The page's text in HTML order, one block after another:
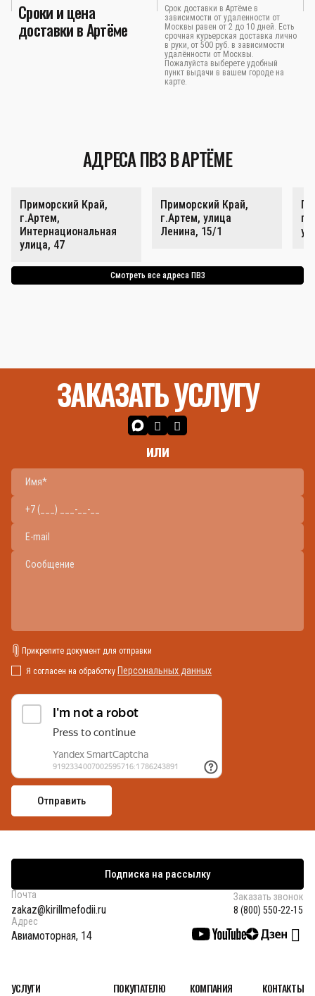
Сроки и цена
доставки в Артёме
Срок доставки в Артёме в
зависимости от удаленности от
Москвы равен от 2 до 10 дней. Есть
срочная курьерская доставка лично
в руки, от 500 руб. в зависимости
удалённости от Москвы.
Пожалуйста выберете удобный
пункт выдачи в вашем городе на
карте.
АДРЕСА ПВЗ В АРТЁМЕ
Приморский Край,
г.Артем,
Интернациональная
улица, 47
Приморский Край,
г.Артем, улица
Ленина, 15/1
Смотреть все адреса ПВЗ
ЗАКАЗАТЬ УСЛУГУ
или
Прикрепите документ для отправки
Я согласен на обработку Персональных данных
Подписка на рассылку
Почта
zakaz@kirillmefodii.ru
Заказать звонок
8 (800) 550-22-15
Адрес
Авиамоторная, 14
УСЛУГИ ПОКУПАТЕЛЮ КОМПАНИЯ КОНТАКТЫ